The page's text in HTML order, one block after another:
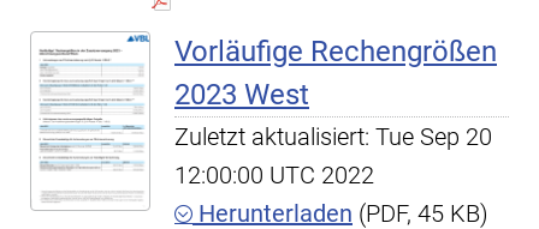
Vorläufige Rechengrößen
2023 West
Zuletzt aktualisiert: Tue Sep 20
12:00:00 UTC 2022
Herunterladen (PDF, 45 KB)